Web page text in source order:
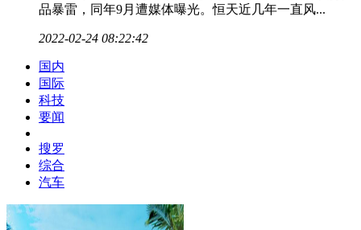
品暴雷，同年9月遭媒体曝光。恒天近几年一直风...
2022-02-24 08:22:42
国内
国际
科技
要闻
搜罗
综合
汽车